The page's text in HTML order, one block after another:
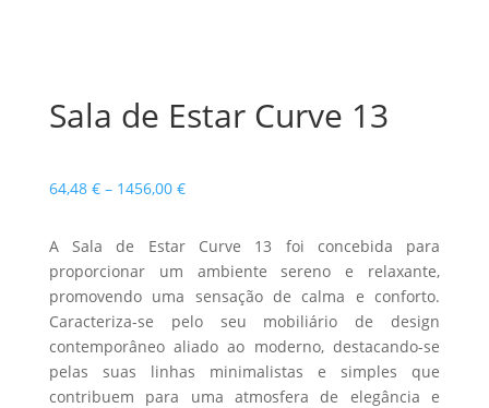
Sala de Estar Curve 13
64,48 € – 1456,00 €Price
64,48 €
through
1456,00 €
A Sala de Estar Curve 13 foi concebida para
proporcionar um ambiente sereno e relaxante,
promovendo uma sensação de calma e conforto.
Caracteriza-se pelo seu mobiliário de design
contemporâneo aliado ao moderno, destacando-se
pelas suas linhas minimalistas e simples que
contribuem para uma atmosfera de elegância e